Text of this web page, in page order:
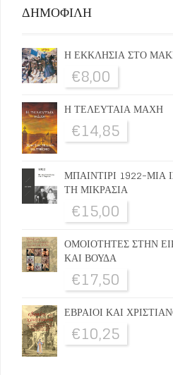
ΔΗΜΟΦΙΛΗ
Η ΕΚΚΛΗΣΙΑ ΣΤΟ
€8,00
Η ΤΕΛΕΥΤΑΙΑ ΜΑΧΗ
€14,85
ΜΠΑΙΝΤΙΡΙ 1922-ΜΙΑ
ΤΗ ΜΙΚΡΑΣΙΑ
€15,00
ΟΜΟΙΟΤΗΤΕΣ ΣΤΗΝ
ΚΑΙ ΒΟΥΔΑ
€17,50
ΕΒΡΑΙΟΙ ΚΑΙ
€10,25